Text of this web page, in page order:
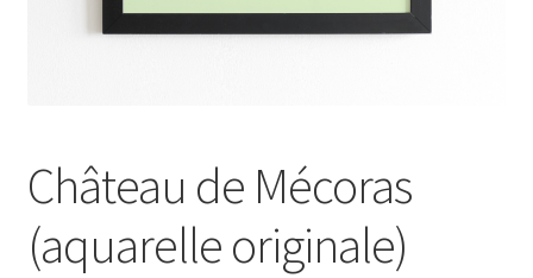
Château de Mécoras
(aquarelle originale)